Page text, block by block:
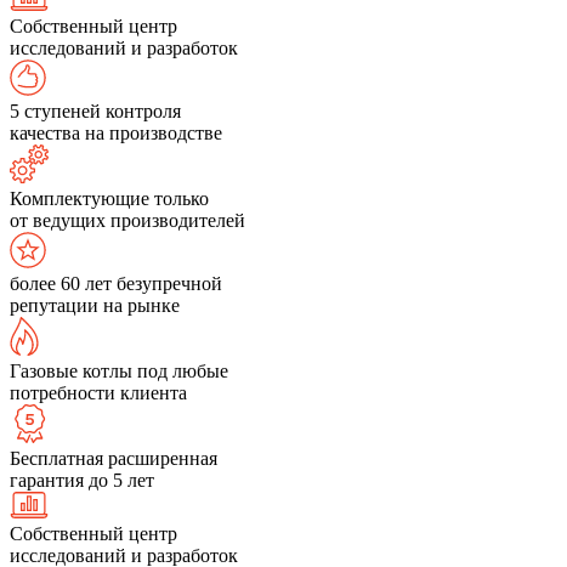
Собственный центр
исследований и разработок
5 ступеней контроля
качества на производстве
Комплектующие только
от ведущих производителей
более 60 лет безупречной
репутации на рынке
Газовые котлы под любые
потребности клиента
Бесплатная расширенная
гарантия до 5 лет
Собственный центр
исследований и разработок